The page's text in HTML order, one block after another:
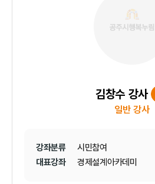
김창수 강사
일반 강사
강좌분류
시민참여
대표강좌
경제설계아카데미